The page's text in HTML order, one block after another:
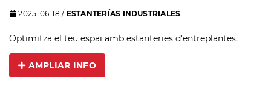
2025-06-18/ ESTANTERÍAS INDUSTRIALES
Optimitza el teu espai amb estanteries d'entreplantes.
AMPLIAR INFO